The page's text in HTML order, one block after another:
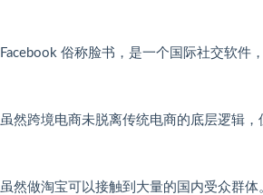
Facebook 俗称脸书，是一个国际社交软件
虽然跨境电商未脱离传统电商的底层逻辑
虽然做淘宝可以接触到大量的国内受众群体